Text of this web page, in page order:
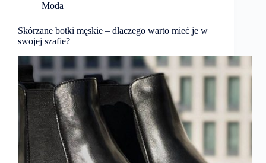
Moda
Skórzane botki męskie – dlaczego warto mieć je w
swojej szafie?